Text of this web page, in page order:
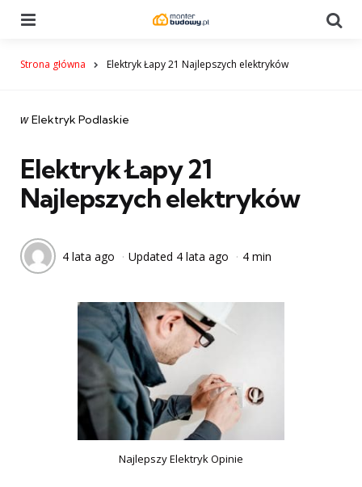
Strona główna Elektryk Łapy 21 Najlepszych elektryków
Categories
post
w Elektryk Podlaskie
Elektryk Łapy 21
Najlepszych elektryków
4 lata ago Updated 4 lata ago 4 min
Najlepszy Elektryk Opinie